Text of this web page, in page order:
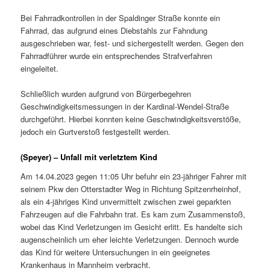
Bei Fahrradkontrollen in der Spaldinger Straße konnte ein
Fahrrad, das aufgrund eines Diebstahls zur Fahndung
ausgeschrieben war, fest- und sichergestellt werden. Gegen den
Fahrradführer wurde ein entsprechendes Strafverfahren
eingeleitet.
Schließlich wurden aufgrund von Bürgerbegehren
Geschwindigkeitsmessungen in der Kardinal-Wendel-Straße
durchgeführt. Hierbei konnten keine Geschwindigkeitsverstöße,
jedoch ein Gurtverstoß festgestellt werden.
(Speyer) – Unfall mit verletztem Kind
Am 14.04.2023 gegen 11:05 Uhr befuhr ein 23-jähriger Fahrer mit
seinem Pkw den Otterstadter Weg in Richtung Spitzenrheinhof,
als ein 4-jähriges Kind unvermittelt zwischen zwei geparkten
Fahrzeugen auf die Fahrbahn trat. Es kam zum Zusammenstoß,
wobei das Kind Verletzungen im Gesicht erlitt. Es handelte sich
augenscheinlich um eher leichte Verletzungen. Dennoch wurde
das Kind für weitere Untersuchungen in ein geeignetes
Krankenhaus in Mannheim verbracht.